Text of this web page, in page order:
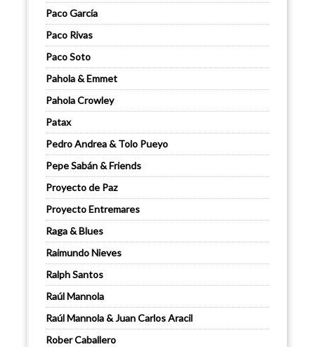
Paco García
Paco Rivas
Paco Soto
Pahola & Emmet
Pahola Crowley
Patax
Pedro Andrea & Tolo Pueyo
Pepe Sabán & Friends
Proyecto de Paz
Proyecto Entremares
Raga & Blues
Raimundo Nieves
Ralph Santos
Raúl Mannola
Raúl Mannola & Juan Carlos Aracil
Rober Caballero